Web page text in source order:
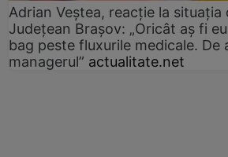
Adrian Veștea, reacție la
Județean Brașov: „Oricât aș fi
bag peste fluxurile medicale. De
managerul” actualitate.net